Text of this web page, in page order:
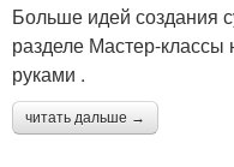
Больше идей создания
разделе Мастер-
руками .
читать дальше →